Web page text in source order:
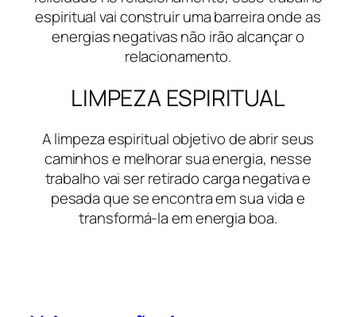
espiritual vai construir uma barreira onde as
energias negativas não irão alcançar o
relacionamento.
LIMPEZA ESPIRITUAL
A limpeza espiritual objetivo de abrir seus
caminhos e melhorar sua energia, nesse
trabalho vai ser retirado carga negativa e
pesada que se encontra em sua vida e
transformá-la em energia boa.